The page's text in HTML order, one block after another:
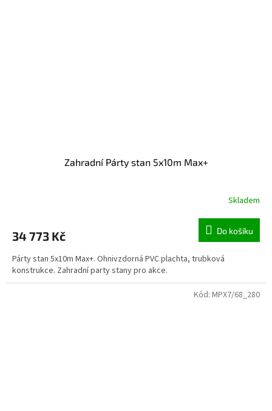
Zahradní Párty stan 5x10m Max+
Skladem
34 773 Kč Do košíku
Párty stan 5x10m Max+. Ohnivzdorná PVC plachta, trubková
konstrukce. Zahradní party stany pro akce.
Kód: MPX7/68_280